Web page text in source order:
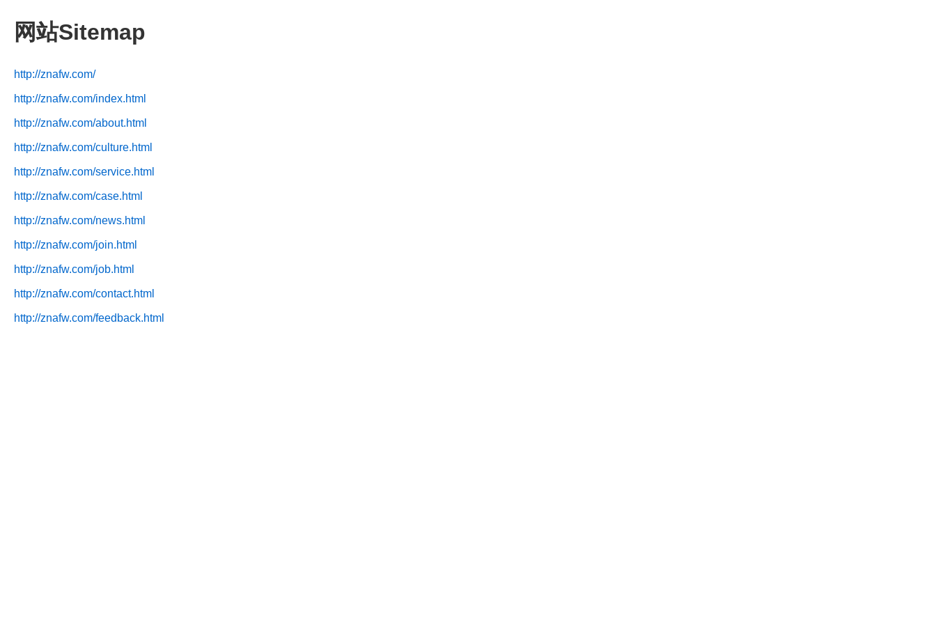
网站Sitemap
http://znafw.com/
http://znafw.com/index.html
http://znafw.com/about.html
http://znafw.com/culture.html
http://znafw.com/service.html
http://znafw.com/case.html
http://znafw.com/news.html
http://znafw.com/join.html
http://znafw.com/job.html
http://znafw.com/contact.html
http://znafw.com/feedback.html